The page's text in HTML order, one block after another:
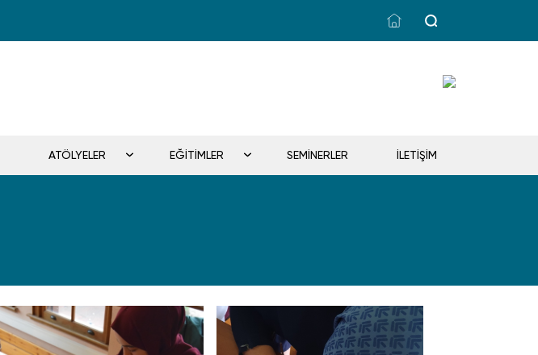
ATÖLYELER EĞİTİMLER SEMİNERLER İLETİŞİM